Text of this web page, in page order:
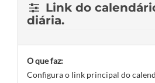
Link do
diária.
O que faz:
Configura o link principal do